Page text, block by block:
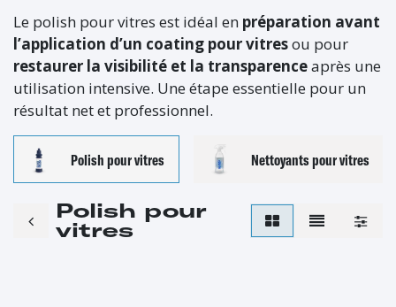
Le polish pour vitres est idéal en préparation avant
l’application d’un coating pour vitresou pour
restaurer la visibilité et la transparenceaprès une
utilisation intensive. Une étape essentielle pour un
résultat net et professionnel.
Polish pour vitres Nettoyants pour vitres
Polish pour
vitres